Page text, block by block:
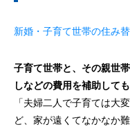
新婚・子育て世帯の住み
子育て世帯と、その親世
しなどの費用を補助して
「夫婦二人で子育ては大
ど、家が遠くてなかなか